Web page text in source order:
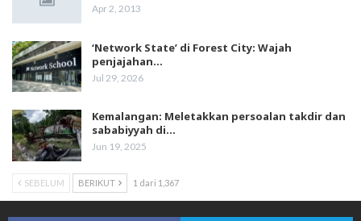
Apr 2, 2013
‘Network State’ di Forest City: Wajah
penjajahan…
Jul 29, 2026
Kemalangan: Meletakkan persoalan takdir dan
sababiyyah di…
Jun 19, 2025
SEBELUM BERIKUT 1 dari 1,367